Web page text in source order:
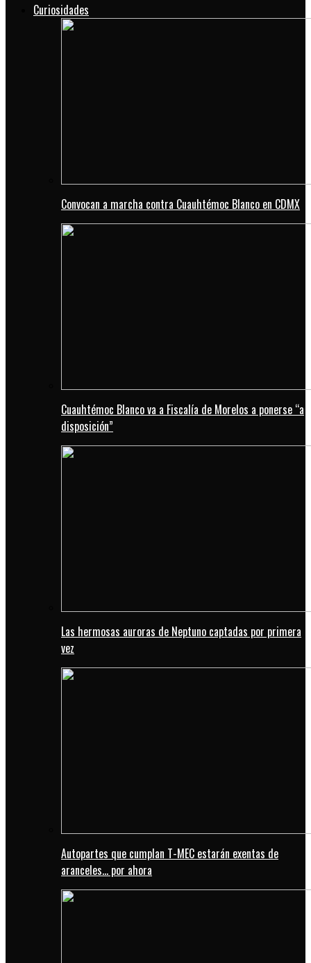
Curiosidades
Convocan a marcha contra Cuauhtémoc Blanco en CDMX
Cuauhtémoc Blanco va a Fiscalía de Morelos a ponerse “a
disposición”
Las hermosas auroras de Neptuno captadas por primera
vez
Autopartes que cumplan T-MEC estarán exentas de
aranceles… por ahora